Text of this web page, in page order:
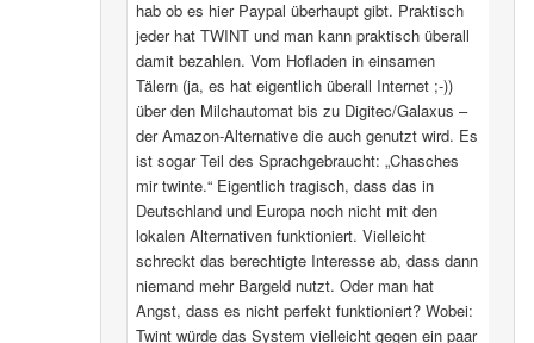
hab ob es hier Paypal überhaupt gibt. Praktisch
jeder hat TWINT und man kann praktisch überall
damit bezahlen. Vom Hofladen in einsamen
Tälern (ja, es hat eigentlich überall Internet ;-))
über den Milchautomat bis zu Digitec/Galaxus –
der Amazon-Alternative die auch genutzt wird. Es
ist sogar Teil des Sprachgebraucht: „Chasches
mir twinte.“ Eigentlich tragisch, dass das in
Deutschland und Europa noch nicht mit den
lokalen Alternativen funktioniert. Vielleicht
schreckt das berechtigte Interesse ab, dass dann
niemand mehr Bargeld nutzt. Oder man hat
Angst, dass es nicht perfekt funktioniert? Wobei:
Twint würde das System vielleicht gegen ein paar